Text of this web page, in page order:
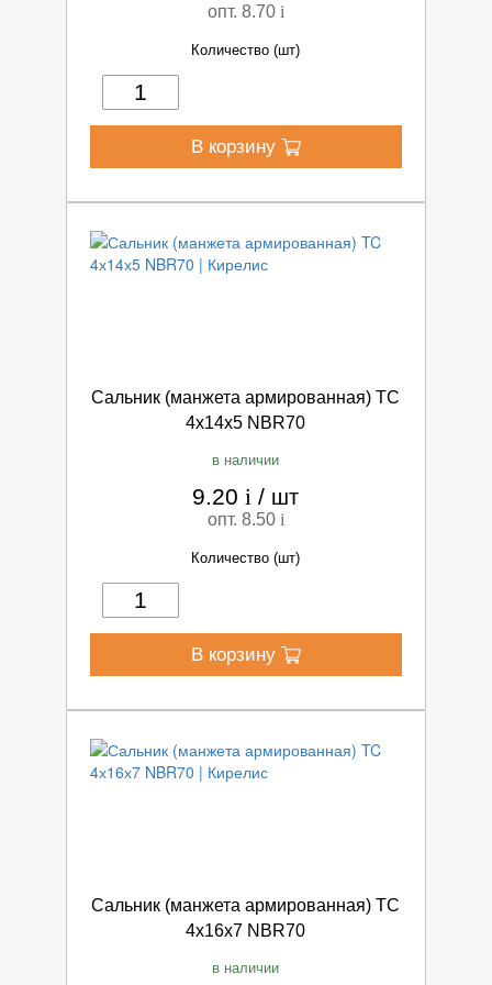
опт. 8.70 i
Количество (шт)
В корзину
Сальник (манжета армированная) TC
4х14х5 NBR70
в наличии
9.20i / шт
опт. 8.50 i
Количество (шт)
В корзину
Сальник (манжета армированная) TC
4х16х7 NBR70
в наличии